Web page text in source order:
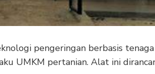
pengeringan berbasis
UMKM pertanian. Alat ini